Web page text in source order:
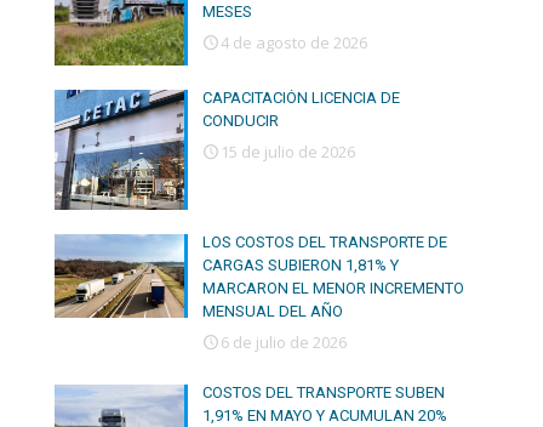
MESES
4 de agosto de 2026
CAPACITACIÓN LICENCIA DE
CONDUCIR
15 de julio de 2026
LOS COSTOS DEL TRANSPORTE DE
CARGAS SUBIERON 1,81% Y
MARCARON EL MENOR INCREMENTO
MENSUAL DEL AÑO
6 de julio de 2026
COSTOS DEL TRANSPORTE SUBEN
1,91% EN MAYO Y ACUMULAN 20%